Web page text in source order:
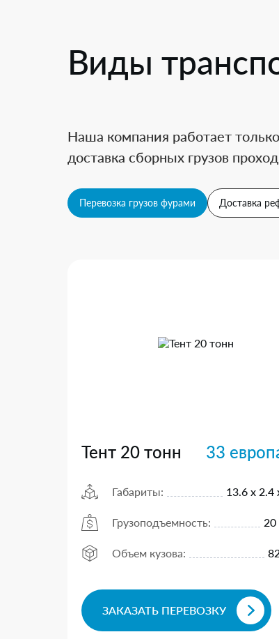
Виды
Наша компания работает
доставка сборных грузов
Перевозка грузов фурами Доставка
Тент 20 тонн 33
Габариты: 13.6 х 2.4
Грузоподъемность: 20
Объем кузова:
ЗАКАЗАТЬ ПЕРЕВОЗКУ